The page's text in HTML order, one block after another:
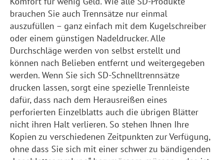
brauchen Sie auch Trennsätze nur einmal
auszufüllen – ganz einfach mit dem Kugelschreiber
oder einem günstigen Nadeldrucker. Alle
Durchschläge werden von selbst erstellt und
können nach Belieben entfernt und weitergegeben
werden. Wenn Sie sich SD-Schnelltrennsätze
drucken lassen, sorgt eine spezielle Trennleiste
dafür, dass nach dem Herausreißen eines
perforierten Einzelblatts auch die übrigen Blätter
nicht ihren Halt verlieren. So stehen Ihnen Ihre
Kopien zu verschiedenen Zeitpunkten zur Verfügung,
ohne dass Sie sich mit einer schwer zu bändigenden